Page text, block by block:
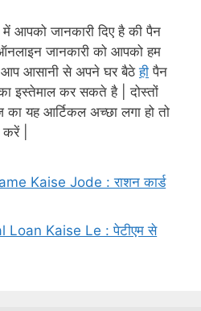
आपको जानकारी दिए है की पैन
जानकारी को आपको हम
आप आसानी से अपने घर बैठेही पैन
इस्तेमाल कर सकते है | दोस्तों
यह आर्टिकल अच्छा लगा हो तो
|
Kaise Jode : राशन कार्ड
Loan Kaise Le : पेटीएम से